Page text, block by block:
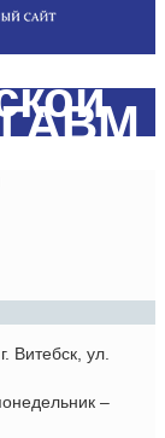
Витебск, ул.
–